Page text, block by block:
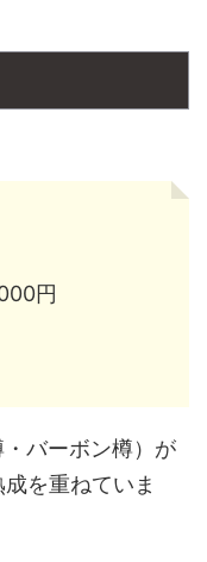
円
バーボン樽）が
を重ねていま